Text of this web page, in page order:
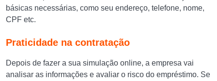
básicas necessárias, como seu endereço, telefone, nome,
CPF etc.
Praticidade na contratação
Depois de fazer a sua simulação online, a empresa vai
analisar as informações e avaliar o risco do empréstimo. Se